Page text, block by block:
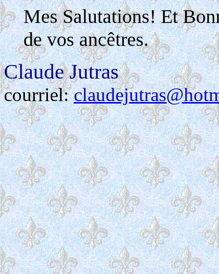
Mes Salutations! Et
de vos ancêtres.
Claude Jutras
courriel: